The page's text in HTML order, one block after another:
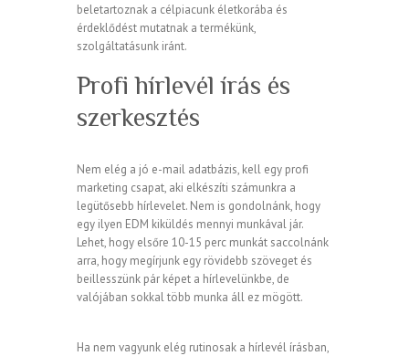
beletartoznak a célpiacunk életkorába és
érdeklődést mutatnak a termékünk,
szolgáltatásunk iránt.
Profi hírlevél írás és
szerkesztés
Nem elég a jó e-mail adatbázis, kell egy profi
marketing csapat, aki elkészíti számunkra a
legütősebb hírlevelet. Nem is gondolnánk, hogy
egy ilyen EDM kiküldés mennyi munkával jár.
Lehet, hogy elsőre 10-15 perc munkát saccolnánk
arra, hogy megírjunk egy rövidebb szöveget és
beillesszünk pár képet a hírlevelünkbe, de
valójában sokkal több munka áll ez mögött.
Ha nem vagyunk elég rutinosak a hírlevél írásban,